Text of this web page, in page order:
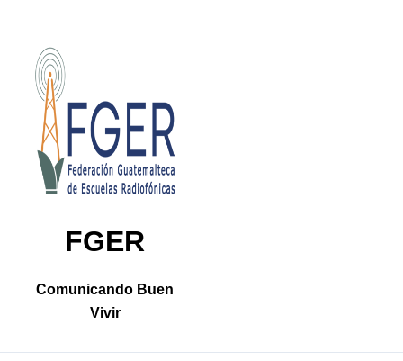
content
FGER
Comunicando Buen
Vivir